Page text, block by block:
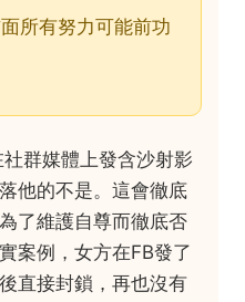
所有努力可能前功
社群媒體上發含沙射影
他的不是。這會徹底
了維護自尊而徹底否
案例，女方在FB發了
直接封鎖，再也沒有